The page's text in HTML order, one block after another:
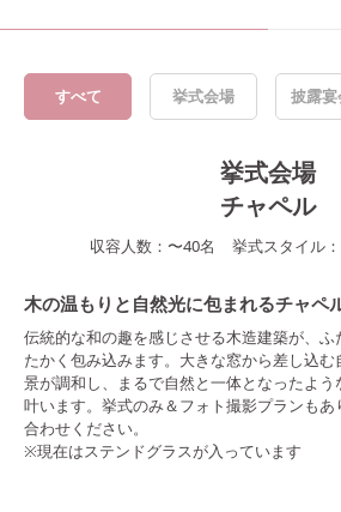
すべて 挙式会場 披露宴
挙式会場
チャペル
収容人数： 〜40名 挙式スタイル：
木の温もりと自然光に包まれるチャペ
伝統的な和の趣を感じさせる木造建築が、
たかく包み込みます。大きな窓から差し込
景が調和し、まるで自然と一体となったよ
叶います。挙式のみ＆フォト撮影プランも
合わせください。
※現在はステンドグラスが入っています